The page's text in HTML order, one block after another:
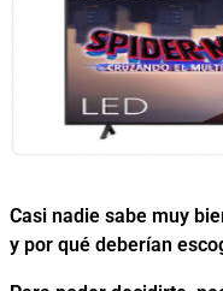
Casi nadie sabe muy
y por qué deberían